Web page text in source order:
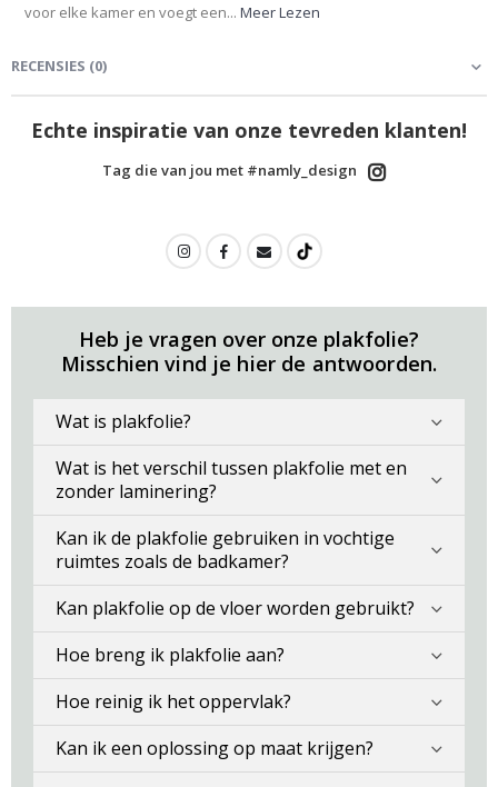
voor elke kamer en voegt een... Meer Lezen
RECENSIES (0)
Echte inspiratie van onze tevreden klanten!
Tag die van jou met #namly_design
Heb je vragen over onze plakfolie?
Misschien vind je hier de antwoorden.
Wat is plakfolie?
Wat is het verschil tussen plakfolie met en
zonder laminering?
Kan ik de plakfolie gebruiken in vochtige
ruimtes zoals de badkamer?
Kan plakfolie op de vloer worden gebruikt?
Hoe breng ik plakfolie aan?
Hoe reinig ik het oppervlak?
Kan ik een oplossing op maat krijgen?